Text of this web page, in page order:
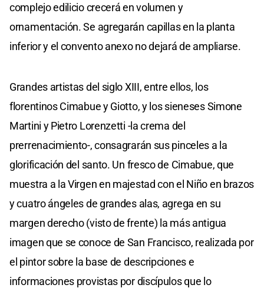
complejo edilicio crecerá en volumen y
ornamentación. Se agregarán capillas en la planta
inferior y el convento anexo no dejará de ampliarse.
Grandes artistas del siglo XIII, entre ellos, los
florentinos Cimabue y Giotto, y los sieneses Simone
Martini y Pietro Lorenzetti -la crema del
prerrenacimiento-, consagrarán sus pinceles a la
glorificación del santo. Un fresco de Cimabue, que
muestra a la Virgen en majestad con el Niño en brazos
y cuatro ángeles de grandes alas, agrega en su
margen derecho (visto de frente) la más antigua
imagen que se conoce de San Francisco, realizada por
el pintor sobre la base de descripciones e
informaciones provistas por discípulos que lo